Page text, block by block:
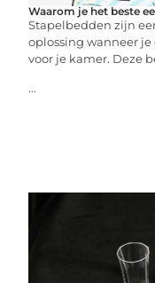
Waarom je het beste
Stapelbedden zijn
oplossing wanneer
voor je kamer. Deze
...